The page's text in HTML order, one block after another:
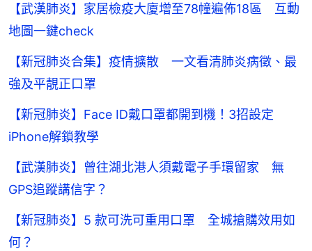
【武漢肺炎】家居檢疫大廈增至78幢遍佈18區 互動
地圖一鍵check
【新冠肺炎合集】疫情擴散 一文看清肺炎病徵、最
強及平靚正口罩
【新冠肺炎】Face ID戴口罩都開到機！3招設定
iPhone解鎖教學
【武漢肺炎】曾往湖北港人須戴電子手環留家 無
GPS追蹤講信字？
【新冠肺炎】5 款可洗可重用口罩 全城搶購效用如
何？